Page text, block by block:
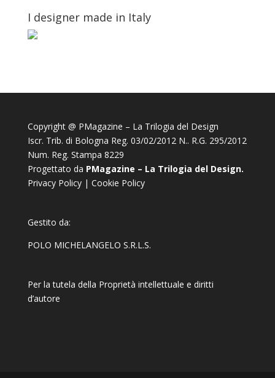
I designer made in Italy
Copyright @ PMagazine – La Trilogia del Design
Iscr. Trib. di Bologna Reg. 03/02/2012 N.. R.G. 295/2012
Num. Reg. Stampa 8229
Progettato da PMagazine – La Trilogia del Design.
Privacy Policy| Cookie Policy
Gestito da:
POLO MICHELANGELO S.R.L.S.
Per la tutela della Proprietà intellettuale e diritti
d’autore